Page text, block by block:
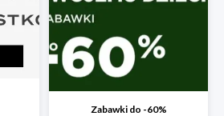
Zabawki do -60%